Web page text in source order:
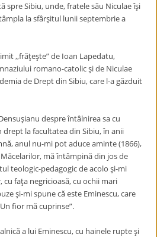
spre Sibiu, unde, fratele său Niculae îşi
la sfârşitul lunii septembrie a
,,frăţeşte” de Ioan Lapedatu,
romano-catolic şi de Niculae
de Drept din Sibiu, care l-a găzduit
despre întâlnirea sa cu
drept la facultatea din Sibiu, în anii
anul nu-mi pot aduce aminte (1866),
mă întâmpină din jos de
teologic-pedagogic de acolo şi-mi
faţa negricioasă, cu ochii mari
şi-mi spune că este Eminescu, care
fior mă cuprinse”.
a lui Eminescu, cu hainele rupte şi